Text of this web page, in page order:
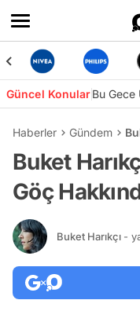
Güncel KonularBu Gece
Haberler Gündem
Buket
Göç
Buket Harıkçı -